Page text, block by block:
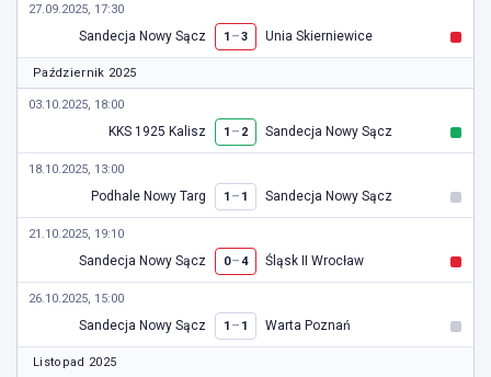
27.09.2025, 17:30
Sandecja Nowy Sącz 1 –3 Unia Skierniewice
Październik 2025
03.10.2025, 18:00
KKS 1925 Kalisz 1 – 2 Sandecja Nowy Sącz
18.10.2025, 13:00
Podhale Nowy Targ 1 – 1 Sandecja Nowy Sącz
21.10.2025, 19:10
Sandecja Nowy Sącz 0–4 Śląsk II Wrocław
26.10.2025, 15:00
Sandecja Nowy Sącz 1 – 1 Warta Poznań
Listopad 2025